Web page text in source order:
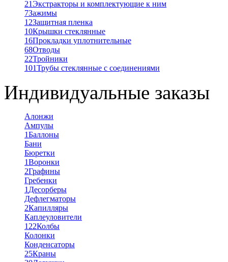
21Экстракторы и комплектующие к ним
7Зажимы
12Защитная пленка
10Крышки стеклянные
16Прокладки уплотнительные
68Отводы
22Тройники
101Трубы стеклянные с соединениями
Индивидуальные заказы
Алонжи
Ампулы
1Баллоны
Бани
Бюретки
1Воронки
2Графины
Гребенки
1 Десорберы
Дефлегматоры
2Капилляры
Каплеуловители
122Колбы
Колонки
Конденсаторы
25Краны